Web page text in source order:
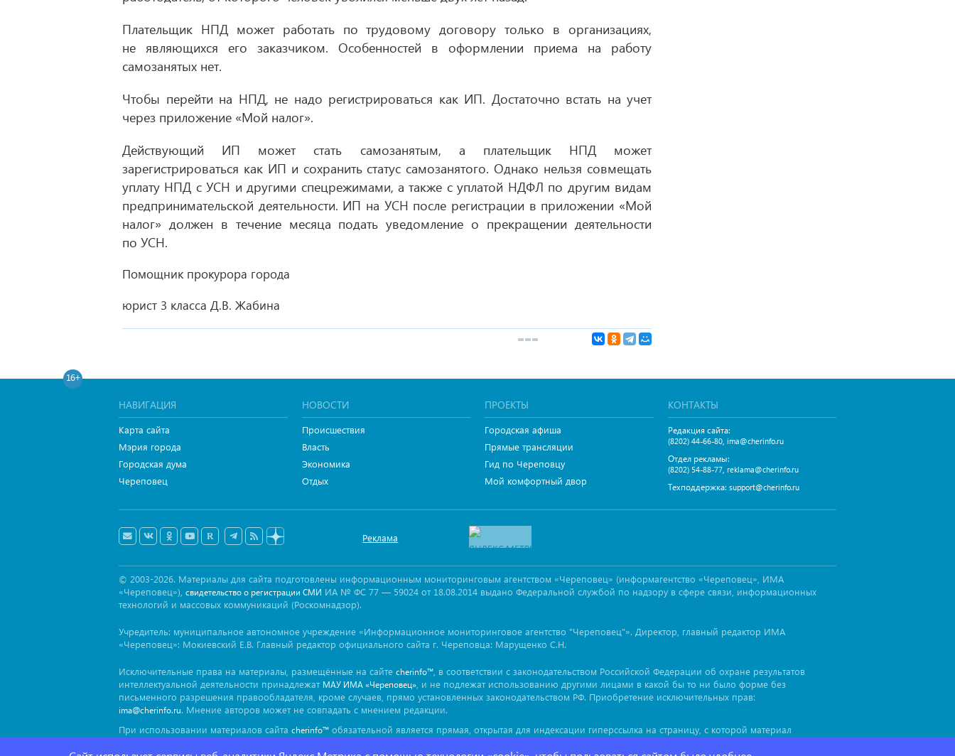
Плательщик НПД может работать по трудовому договору только в организациях,
не являющихся его заказчиком. Особенностей в оформлении приема на работу
самозанятых нет.
Чтобы перейти на НПД, не надо регистрироваться как ИП. Достаточно встать на учет
через приложение «Мой налог».
Действующий ИП может стать самозанятым, а плательщик НПД может
зарегистрироваться как ИП и сохранить статус самозанятого. Однако нельзя совмещать
уплату НПД с УСН и другими спецрежимами, а также с уплатой НДФЛ по другим видам
предпринимательской деятельности. ИП на УСН после регистрации в приложении «Мой
налог» должен в течение месяца подать уведомление о прекращении деятельности
по УСН.
Помощник прокурора города
юрист 3 класса Д.В. Жабина
16+
НАВИГАЦИЯ
Карта сайта
Мэрия города
Городская дума
Череповец
НОВОСТИ
Происшествия
Власть
Экономика
Отдых
ПРОЕКТЫ
Городская афиша
Прямые трансляции
Гид по Череповцу
Мой комфортный двор
КОНТАКТЫ
Редакция сайта:
(8202) 44-66-80, ima@cherinfo.ru
Отдел рекламы:
(8202) 54-88-77, reklama@cherinfo.ru
Техподдержка: support@cherinfo.ru
Реклама
© 2003-2026. Материалы для сайта подготовлены информационным мониторинговым агентством «Череповец» (информагентство «Череповец», ИМА
«Череповец»), свидетельство о регистрации СМИ ИА № ФС 77 — 59024 от 18.08.2014 выдано Федеральной службой по надзору в сфере связи, информационных
технологий и массовых коммуникаций (Роскомнадзор).
Учредитель: муниципальное автономное учреждение «Информационное мониторинговое агентство "Череповец"». Директор, главный редактор ИМА
«Череповец»: Мокиевский Е.В. Главный редактор официального сайта г. Череповца: Марущенко С.Н.
Исключительные права на материалы, размещённые на сайте cherinfo™ , в соответствии с законодательством Российской Федерации об охране результатов
интеллектуальной деятельности принадлежат МАУ ИМА «Череповец» , и не подлежат использованию другими лицами в какой бы то ни было форме без
письменного разрешения правообладателя, кроме случаев, прямо установленных законодательством РФ. Приобретение исключительных прав:
ima@cherinfo.ru. Мнение авторов может не совпадать с мнением редакции.
При использовании материалов сайта cherinfo™ обязательной является прямая, открытая для индексации гиперссылка на страницу, с которой материал